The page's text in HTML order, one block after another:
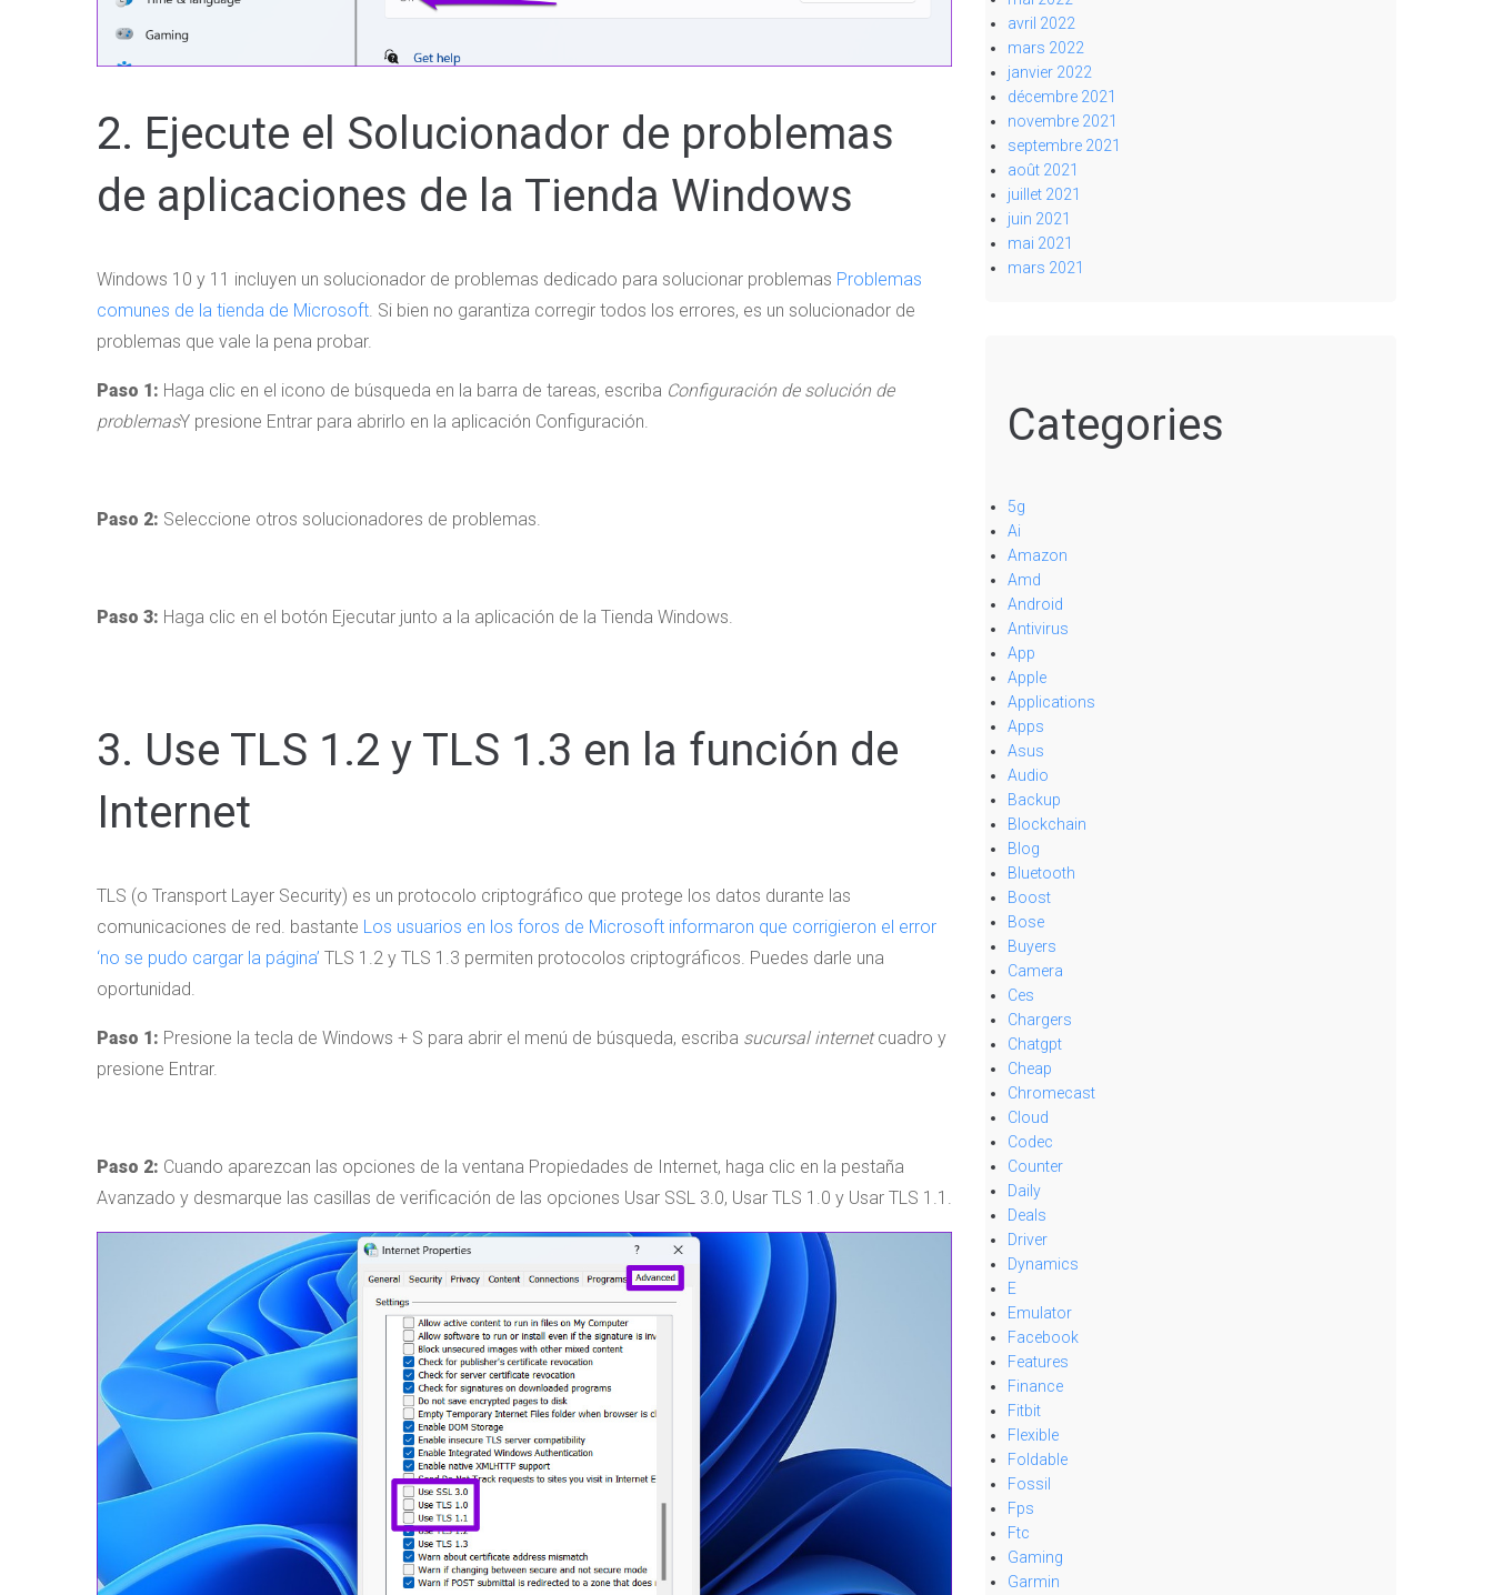
2. Ejecute el Solucionador de problemas
de aplicaciones de la Tienda Windows
Windows 10 y 11 incluyen un solucionador de problemas dedicado para solucionar problemas Problemas
comunes de la tienda de Microsoft. Si bien no garantiza corregir todos los errores, es un solucionador de
problemas que vale la pena probar.
Paso 1: Haga clic en el icono de búsqueda en la barra de tareas, escriba Configuración de solución de
problemasY presione Entrar para abrirlo en la aplicación Configuración.
Paso 2: Seleccione otros solucionadores de problemas.
Paso 3: Haga clic en el botón Ejecutar junto a la aplicación de la Tienda Windows.
3. Use TLS 1.2 y TLS 1.3 en la función de
Internet
TLS (o Transport Layer Security) es un protocolo criptográfico que protege los datos durante las
comunicaciones de red. bastante Los usuarios en los foros de Microsoft informaron que corrigieron el error
‘no se pudo cargar la página’ TLS 1.2 y TLS 1.3 permiten protocolos criptográficos. Puedes darle una
oportunidad.
Paso 1: Presione la tecla de Windows + S para abrir el menú de búsqueda, escriba sucursal internetcuadro y
presione Entrar.
Paso 2: Cuando aparezcan las opciones de la ventana Propiedades de Internet, haga clic en la pestaña
Avanzado y desmarque las casillas de verificación de las opciones Usar SSL 3.0, Usar TLS 1.0 y Usar TLS 1.1.
avril 2022
mars 2022
janvier 2022
décembre 2021
novembre 2021
septembre 2021
août 2021
juillet 2021
juin 2021
mai 2021
mars 2021
Categories
5g
Ai
Amazon
Amd
Android
Antivirus
App
Apple
Applications
Apps
Asus
Audio
Backup
Blockchain
Blog
Bluetooth
Boost
Bose
Buyers
Camera
Ces
Chargers
Chatgpt
Cheap
Chromecast
Cloud
Codec
Counter
Daily
Deals
Driver
Dynamics
E
Emulator
Facebook
Features
Finance
Fitbit
Flexible
Foldable
Fossil
Fps
Ftc
Gaming
Garmin